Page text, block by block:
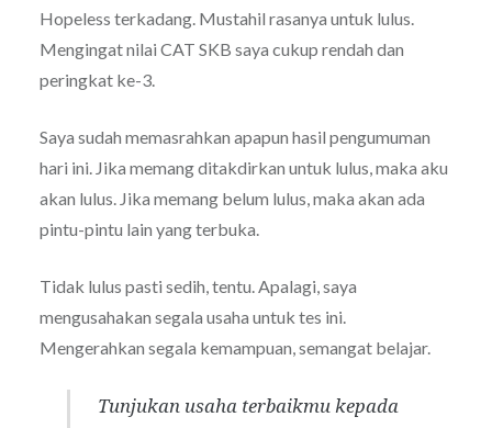
Hopeless terkadang. Mustahil rasanya untuk lulus.
Mengingat nilai CAT SKB saya cukup rendah dan
peringkat ke-3.
Saya sudah memasrahkan apapun hasil pengumuman
hari ini. Jika memang ditakdirkan untuk lulus, maka aku
akan lulus. Jika memang belum lulus, maka akan ada
pintu-pintu lain yang terbuka.
Tidak lulus pasti sedih, tentu. Apalagi, saya
mengusahakan segala usaha untuk tes ini.
Mengerahkan segala kemampuan, semangat belajar.
Tunjukan usaha terbaikmu kepada